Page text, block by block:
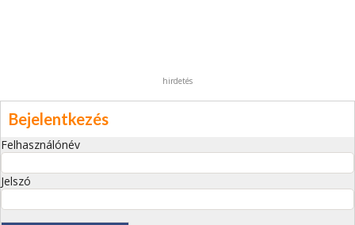
hirdetés
Bejelentkezés
Felhasználónév
Jelszó